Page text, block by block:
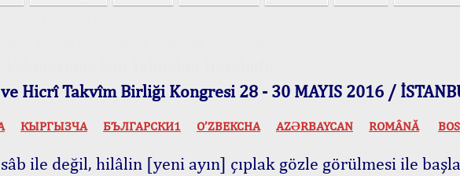
Hicrî Takvîm Birliği Kongresi 28 - 30 MAYIS 2016 /
КЫPГЫЗЧA БЪЛГАРСКИ1 O’ZBEKCHA AZӘRBAYCAN ROMÂNĂ
ile değil, hilâlin [yeni ayın] çıplak gözle görülmesi ile